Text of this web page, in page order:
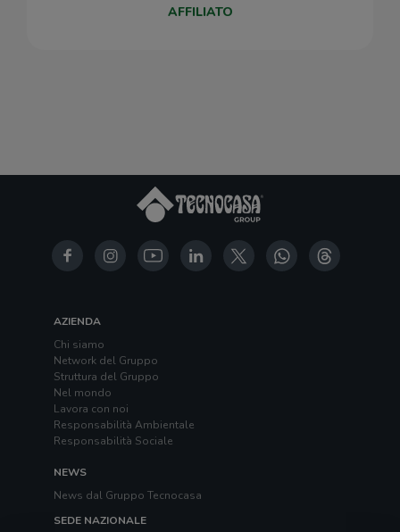
AFFILIATO
AZIENDA
Chi siamo
Network del Gruppo
Struttura del Gruppo
Nel mondo
Lavora con noi
Responsabilità Ambientale
Responsabilità Sociale
NEWS
News dal Gruppo Tecnocasa
SEDE NAZIONALE